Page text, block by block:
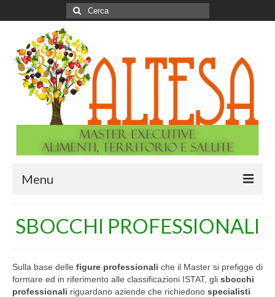
Cerca:
Menu
MASTER
A CHI SI RIVOLGE
OBIETTIVI FORMATIVI
SBOCCHI PROFESSIONALI
Sulla base delle figure professionali che il Master si prefigge di
formare ed in riferimento alle classificazioni ISTAT, gli sbocchi
professionali riguardano aziende che richiedono specialisti